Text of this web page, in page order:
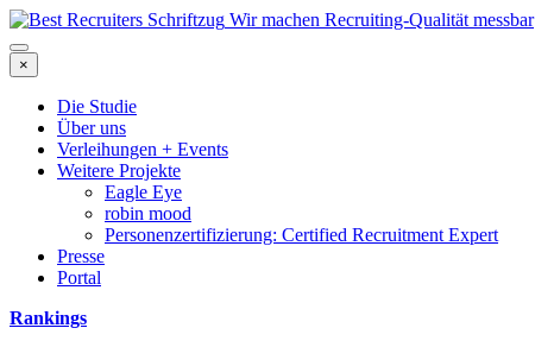
Wir machen Recruiting-Qualität messbar
×
Die Studie
Über uns
Verleihungen + Events
Weitere Projekte
Eagle Eye
robin mood
Personenzertifizierung: Certified Recruitment Expert
Presse
Portal
Rankings